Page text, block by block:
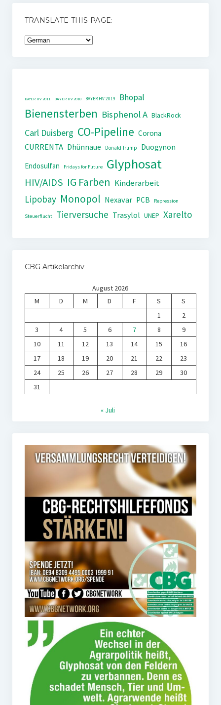
TRANSLATE THIS PAGE:
BAYER HV 2011 BAYER HV 2018 BAYER HV 2019 Bhopal
Bienensterben Bisphenol A BlackRock
Carl Duisberg CO-Pipeline Corona
CURRENTA Dhünnaue Donald Trump
Duogynon
Endosulfan
Fridays for Future Glyphosat
HIV/AIDS IG Farben Kinderarbeit
Lipobay Monopol Nexavar PCB Repression
Steuerflucht Tierversuche Trasylol UNEP Xarelto
CBG Artikelarchiv
August 2026
M
D M D F S
S
1
2
3
4 5 6 7 8
9
10
11 12 13 14 15
16
17
18 19 20 21 22
23
24
25 26 27 28 29
30
31
« Juli